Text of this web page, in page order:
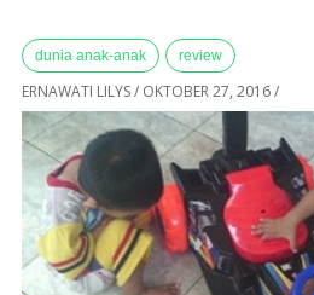
dunia anak-anak review
ERNAWATI LILYS/ OKTOBER 27, 2016/